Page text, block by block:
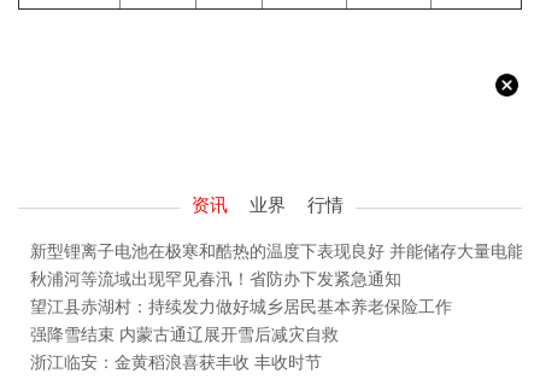
资讯 业界 行情
新型锂离子电池在极寒和酷热的温度下表现良好 并能储存大量电能
秋浦河等流域出现罕见春汛！省防办下发紧急通知
望江县赤湖村：持续发力做好城乡居民基本养老保险工作
强降雪结束 内蒙古通辽展开雪后减灾自救
浙江临安：金黄稻浪喜获丰收 丰收时节